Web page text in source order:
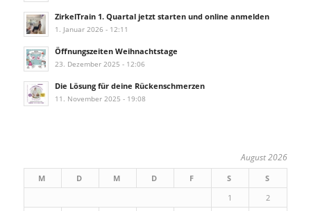
ZirkelTrain 1. Quartal jetzt starten und online anmelden
1. Januar 2026 - 12:11
Öffnungszeiten Weihnachtstage
23. Dezember 2025 - 12:06
Die Lösung für deine Rückenschmerzen
11. November 2025 - 19:08
August 2026
M D M D F S
S
1
2